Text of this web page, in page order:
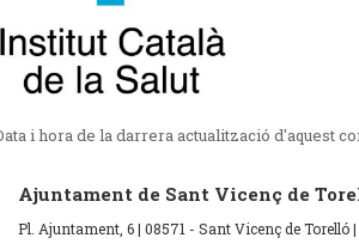
i hora de la darrera actualització d'aquest
Ajuntament de Sant Vicenç de
Pl. Ajuntament, 6 | 08571 - Sant Vicenç de Torelló